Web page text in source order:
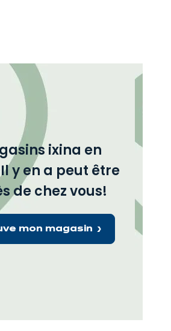
ixina en
y en a peut être
de chez vous!
mon magasin